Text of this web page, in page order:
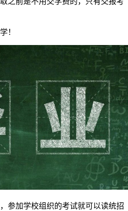
！
参加学校组织的考试就可以读统招